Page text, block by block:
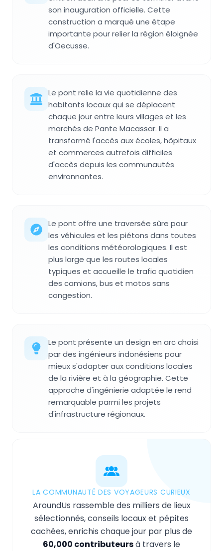
son inauguration officielle. Cette
construction a marqué une étape
importante pour relier la région éloignée
d'Oecusse.
Le pont relie la vie quotidienne des
habitants locaux qui se déplacent
chaque jour entre leurs villages et les
marchés de Pante Macassar. Il a
transformé l'accès aux écoles, hôpitaux
et commerces autrefois difficiles
d'accès depuis les communautés
environnantes.
Le pont offre une traversée sûre pour
les véhicules et les piétons dans toutes
les conditions météorologiques. Il est
plus large que les routes locales
typiques et accueille le trafic quotidien
des camions, bus et motos sans
congestion.
Le pont présente un design en arc choisi
par des ingénieurs indonésiens pour
mieux s'adapter aux conditions locales
de la rivière et à la géographie. Cette
approche d'ingénierie adaptée le rend
remarquable parmi les projets
d'infrastructure régionaux.
LA COMMUNAUTÉ DES VOYAGEURS CURIEUX
AroundUs rassemble des milliers de lieux
sélectionnés, conseils locaux et pépites
cachées, enrichis chaque jour par plus de
60,000 contributeursà travers le